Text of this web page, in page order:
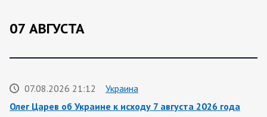
07 АВГУСТА
07.08.2026 21:12
Украина
Олег Царев об Украине к исходу 7 августа 2026 года